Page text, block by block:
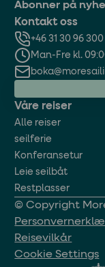
Abonner på
Våre reiser
Alle reiser
seilferie
Konferansetur
Leie seilbåt
Restplasser
Kontakt oss
+46 31 30 96 300
Man-Fre kl.
© Copyright
Reisevilkår
Cookie Settings